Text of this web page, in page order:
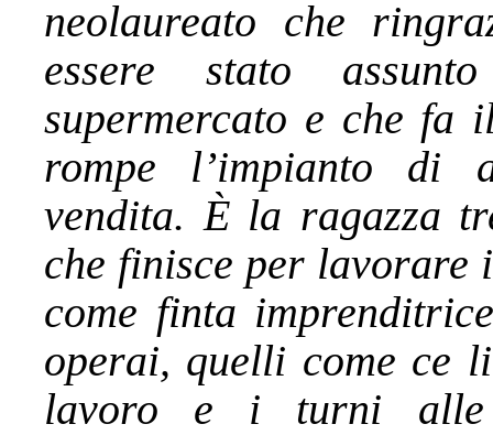
neolaureato che
essere stato
supermercato e che fa
rompe l’impianto di
vendita. È la ragazza
che finisce per lavorare
come finta
operai, quelli come ce
lavoro e i turni alle